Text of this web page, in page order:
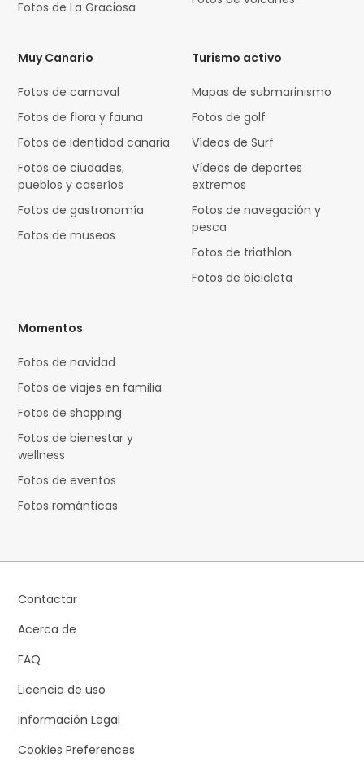
Fotos de La Graciosa
Muy Canario
Fotos de carnaval
Fotos de flora y fauna
Fotos de identidad canaria
Fotos de ciudades,
pueblos y caseríos
Fotos de gastronomía
Fotos de museos
Turismo activo
Mapas de submarinismo
Fotos de golf
Vídeos de Surf
Vídeos de deportes
extremos
Fotos de navegación y
pesca
Fotos de triathlon
Fotos de bicicleta
Momentos
Fotos de navidad
Fotos de viajes en familia
Fotos de shopping
Fotos de bienestar y
wellness
Fotos de eventos
Fotos románticas
Contactar
Acerca de
FAQ
Licencia de uso
Información Legal
Cookies Preferences